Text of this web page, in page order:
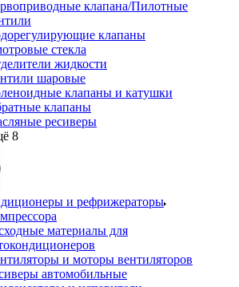
клапана/Пилотные
клапаны
стекла
жидкости
шаровые
клапаны и катушки
клапаны
ресиверы
8
и рефрижераторы
материалы для
и моторы вентиляторов
автомобильные